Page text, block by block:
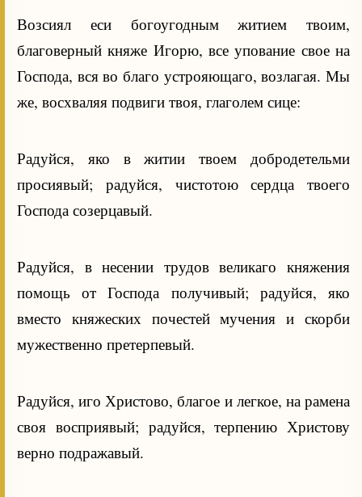
Возсиял еси богоугодным житием твоим,
благоверный княже Игорю, все упование свое на
Господа, вся во благо устрояющаго, возлагая. Мы
же, восхваляя подвиги твоя, глаголем сице:
Радуйся, яко в житии твоем добродетельми
просиявый; радуйся, чистотою сердца твоего
Господа созерцавый.
Радуйся, в несении трудов великаго княжения
помощь от Господа получивый; радуйся, яко
вместо княжеских почестей мучения и скорби
мужественно претерпевый.
Радуйся, иго Христово, благое и легкое, на рамена
своя восприявый; радуйся, терпению Христову
верно подражавый.